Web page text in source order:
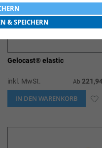
Gelocast® elastic
inkl. MwSt. Ab
IN DEN WARENKORB
& SPEICHERN